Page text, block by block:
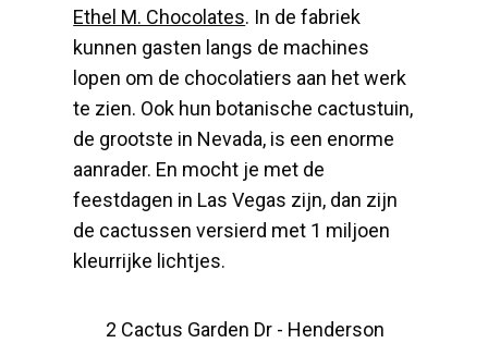
Ethel M. Chocolates. In de fabriek
kunnen gasten langs de machines
lopen om de chocolatiers aan het werk
te zien. Ook hun botanische cactustuin,
de grootste in Nevada, is een enorme
aanrader. En mocht je met de
feestdagen in Las Vegas zijn, dan zijn
de cactussen versierd met 1 miljoen
kleurrijke lichtjes.
2 Cactus Garden Dr - Henderson